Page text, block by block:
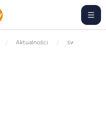
Aktualności święta, święta